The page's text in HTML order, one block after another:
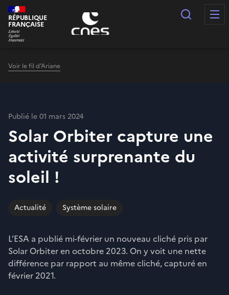
Panneau de gestion des cookies
RÉPUBLIQUE
FRANÇAISE
Voir le fil d'Ariane
Publié le 01 mars 2024
Solar Orbiter capture une
activité surprenante du
soleil !
Actualité Système solaire
L’ESA a publié mi-février un nouveau cliché pris par
Solar Orbiter en octobre 2023. On y voit une nette
différence par rapport au même cliché, capturé en
février 2021.